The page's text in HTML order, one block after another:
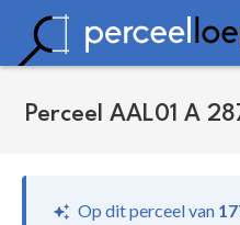
Perceel AAL01 A
Op dit perceel van